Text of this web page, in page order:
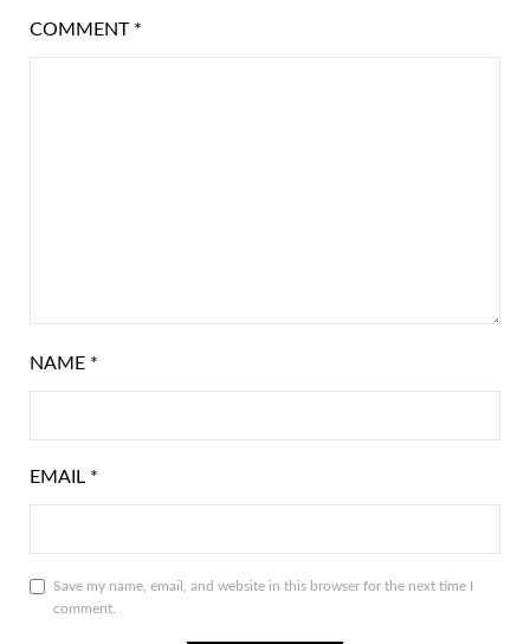
COMMENT *
NAME *
EMAIL *
Save my name, email, and website in this browser for the next time I
comment.